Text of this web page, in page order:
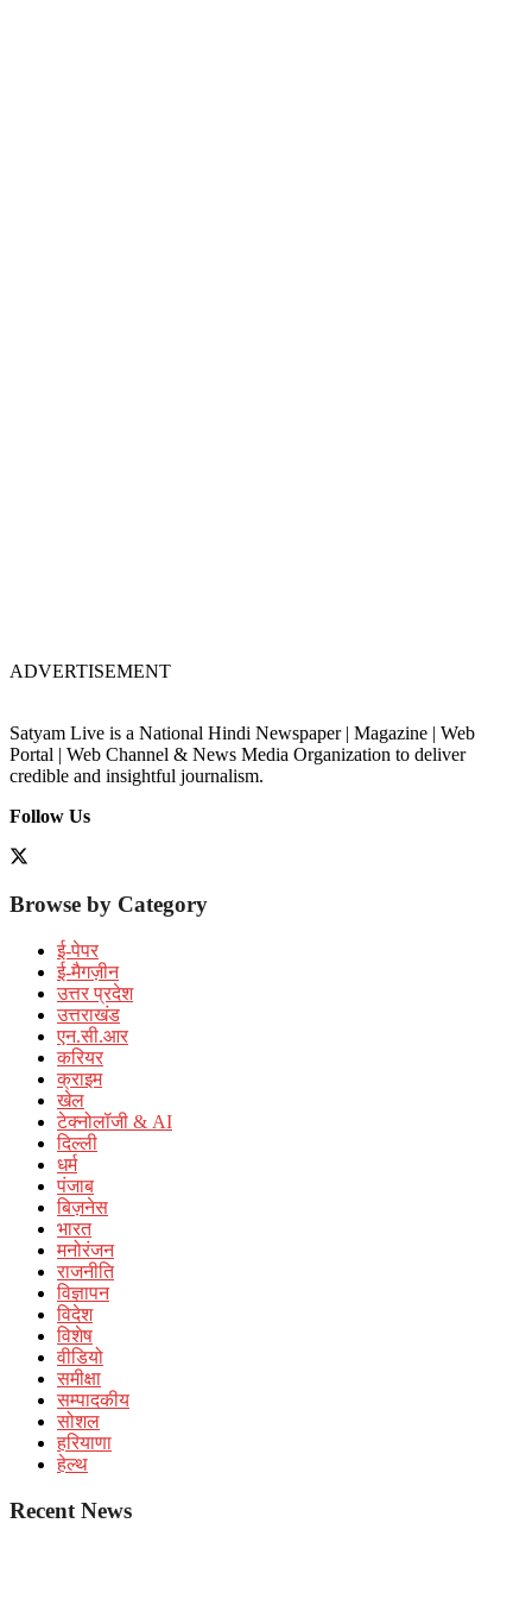
ADVERTISEMENT
Satyam Live is a National Hindi Newspaper | Magazine | Web
Portal | Web Channel & News Media Organization to deliver
credible and insightful journalism.
Follow Us
Browse by Category
ई-पेपर
ई-मैगज़ीन
उत्तर प्रदेश
उत्तराखंड
एन.सी.आर
करियर
क्राइम
खेल
टेक्नोलॉजी & AI
दिल्ली
धर्म
पंजाब
बिज़नेस
भारत
मनोरंजन
राजनीति
विज्ञापन
विदेश
विशेष
वीडियो
समीक्षा
सम्पादकीय
सोशल
हरियाणा
हेल्थ
Recent News